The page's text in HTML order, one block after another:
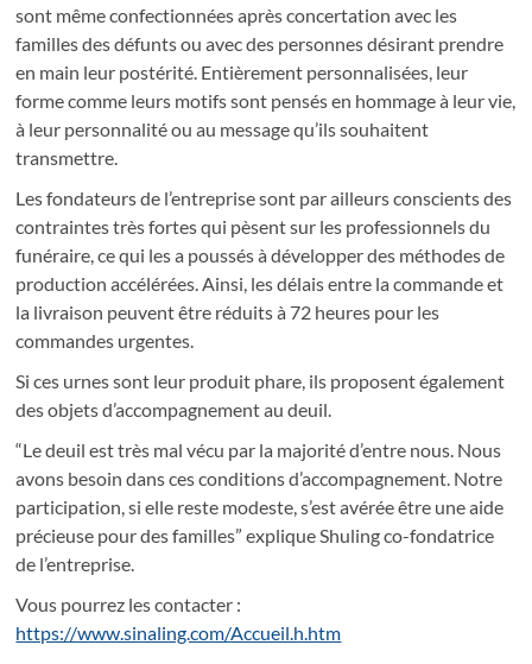
sont même confectionnées après concertation avec les
familles des défunts ou avec des personnes désirant prendre
en main leur postérité. Entièrement personnalisées, leur
forme comme leurs motifs sont pensés en hommage à leur vie,
à leur personnalité ou au message qu’ils souhaitent
transmettre.
Les fondateurs de l’entreprise sont par ailleurs conscients des
contraintes très fortes qui pèsent sur les professionnels du
funéraire, ce qui les a poussés à développer des méthodes de
production accélérées. Ainsi, les délais entre la commande et
la livraison peuvent être réduits à 72 heures pour les
commandes urgentes.
Si ces urnes sont leur produit phare, ils proposent également
des objets d’accompagnement au deuil.
“Le deuil est très mal vécu par la majorité d’entre nous. Nous
avons besoin dans ces conditions d’accompagnement. Notre
participation, si elle reste modeste, s’est avérée être une aide
précieuse pour des familles” explique Shuling co-fondatrice
de l’entreprise.
Vous pourrez les contacter :
https://www.sinaling.com/Accueil.h.htm